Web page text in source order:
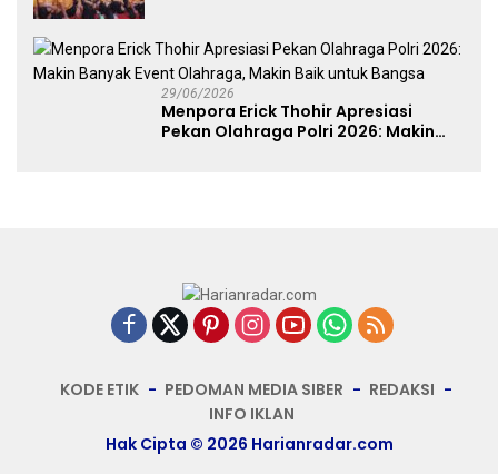
29/06/2026
Menpora Erick Thohir Apresiasi
Pekan Olahraga Polri 2026: Makin
KODE ETIK PEDOMAN MEDIA SIBER
REDAKSI
INFO IKLAN
Hak Cipta © 2026 Harianradar.com